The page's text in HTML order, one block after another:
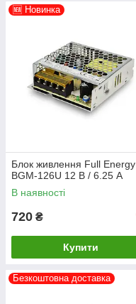
🆕 Новинка
Блок живлення Full Energy
BGM-126U 12 В / 6.25 А
В наявності
720 ₴
Купити
Безкоштовна доставка